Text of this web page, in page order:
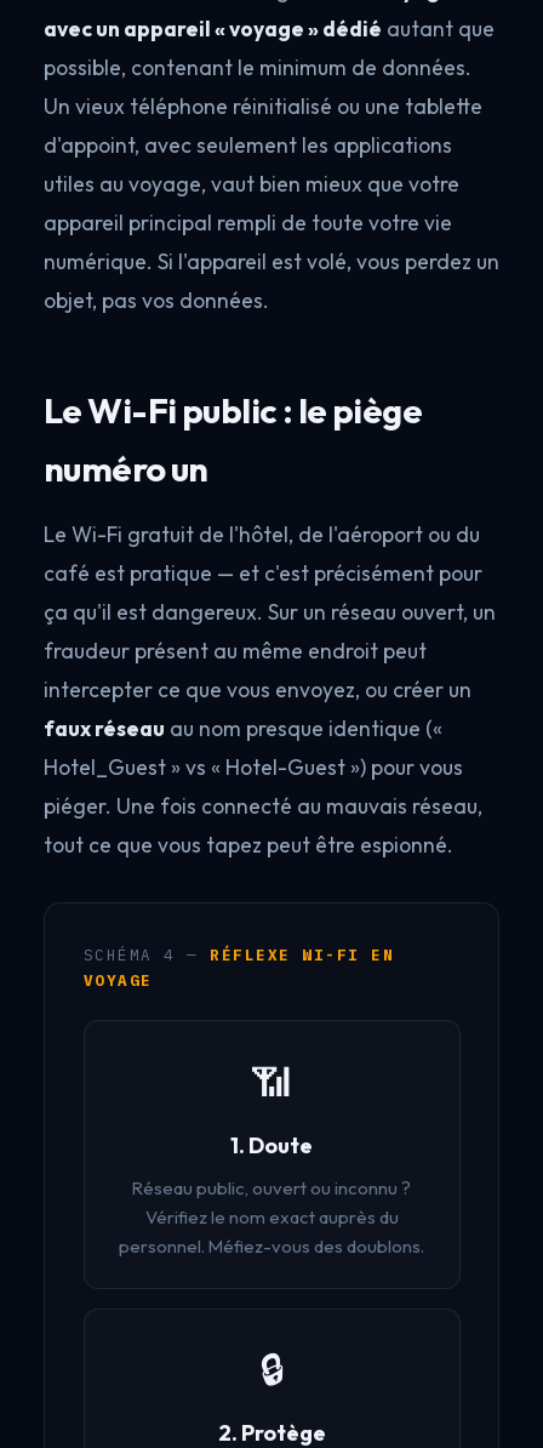
avec un appareil « voyage » dédié autant que
possible, contenant le minimum de données.
Un vieux téléphone réinitialisé ou une tablette
d'appoint, avec seulement les applications
utiles au voyage, vaut bien mieux que votre
appareil principal rempli de toute votre vie
numérique. Si l'appareil est volé, vous perdez un
objet, pas vos données.
Le Wi-Fi public : le piège
numéro un
Le Wi-Fi gratuit de l'hôtel, de l'aéroport ou du
café est pratique — et c'est précisément pour
ça qu'il est dangereux. Sur un réseau ouvert, un
fraudeur présent au même endroit peut
intercepter ce que vous envoyez, ou créer un
faux réseau au nom presque identique («
Hotel_Guest » vs « Hotel-Guest ») pour vous
piéger. Une fois connecté au mauvais réseau,
tout ce que vous tapez peut être espionné.
SCHÉMA 4 — RÉFLEXE WI-FI EN
VOYAGE
📶
1. Doute
Réseau public, ouvert ou inconnu ?
Vérifiez le nom exact auprès du
personnel. Méfiez-vous des doublons.
🔒
2. Protège